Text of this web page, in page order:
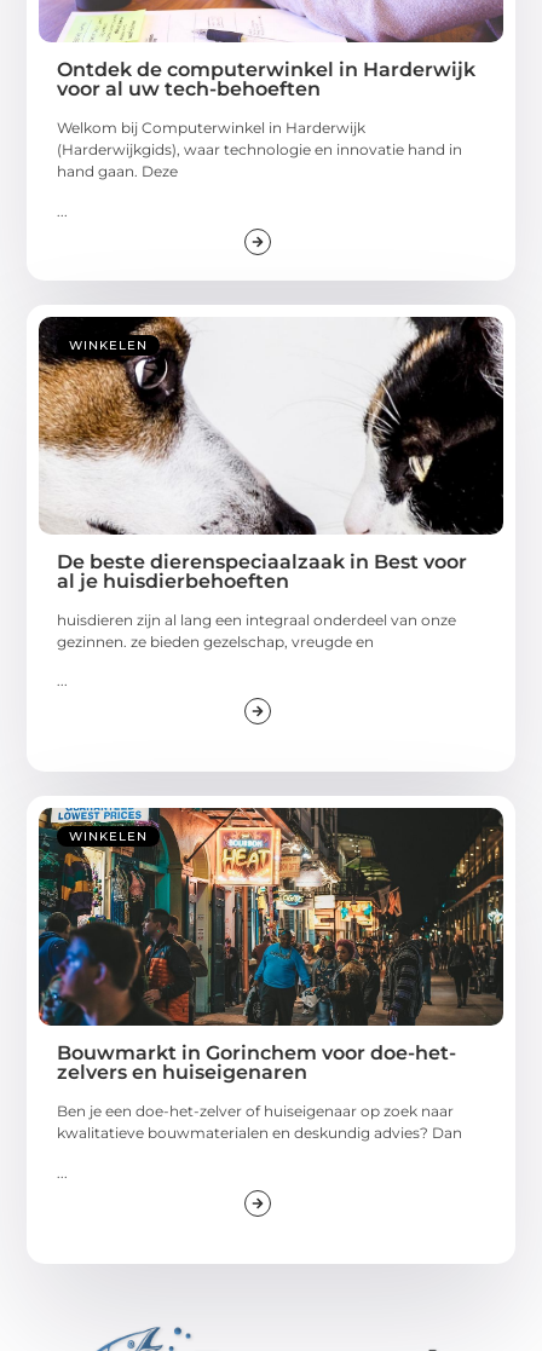
Ontdek de computerwinkel in Harderwijk
voor al uw tech-behoeften
Welkom bij Computerwinkel in Harderwijk
(Harderwijkgids), waar technologie en innovatie hand in
hand gaan. Deze
WINKELEN
De beste dierenspeciaalzaak in Best voor
al je huisdierbehoeften
huisdieren zijn al lang een integraal onderdeel van onze
gezinnen. ze bieden gezelschap, vreugde en
...
WINKELEN
Bouwmarkt in Gorinchem voor doe-het-
zelvers en huiseigenaren
Ben je een doe-het-zelver of huiseigenaar op zoek naar
kwalitatieve bouwmaterialen en deskundig advies? Dan